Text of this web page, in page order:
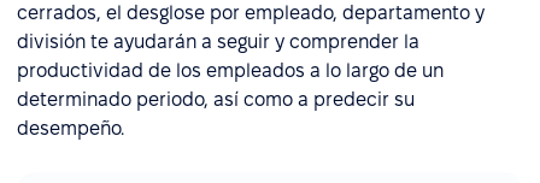
cerrados, el desglose por empleado, departamento y
división te ayudarán a seguir y comprender la
productividad de los empleados a lo largo de un
determinado periodo, así como a predecir su
desempeño.